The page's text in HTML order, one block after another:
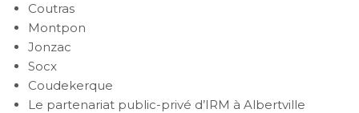
Coutras
Montpon
Jonzac
Socx
Coudekerque
Le partenariat public-privé d’IRM à Albertville